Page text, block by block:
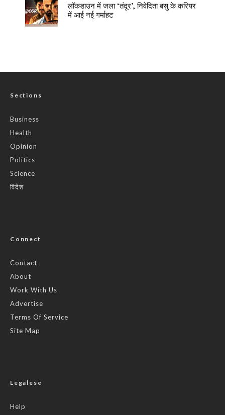
लॉकडाउन में जला ‘तंदूर’, निवेदिता बसु के करियर
में आई नई गर्माहट
Sections
Business
Health
Opinion
Politics
Science
विदेश
Connect
Contact
About
Work With Us
Advertise
Terms Of Service
Site Map
Legalese
Help